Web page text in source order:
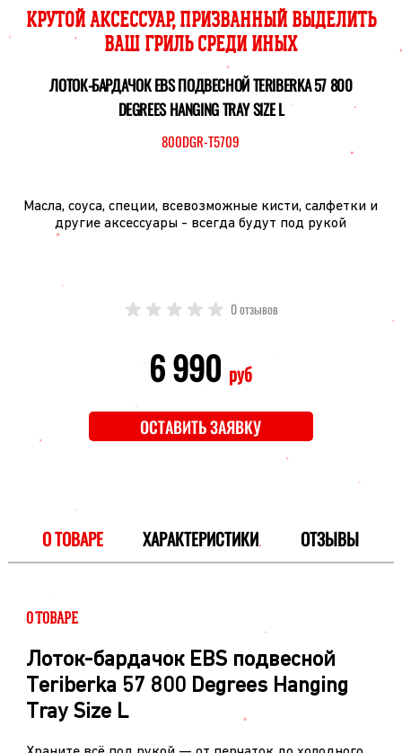
КРУТОЙ АКСЕССУАР, ПРИЗВАННЫЙ ВЫДЕЛИТЬ
ВАШ ГРИЛЬ СРЕДИ ИНЫХ
ЛОТОК-БАРДАЧОК EBS ПОДВЕСНОЙ TERIBERKA 57 800
DEGREES HANGING TRAY SIZE L
800DGR-T5709
Масла, соуса, специи, всевозможные кисти, салфетки и
другие аксессуары - всегда будут под рукой
0 отзывов
6 990 руб
ОСТАВИТЬ ЗАЯВКУ
О ТОВАРЕ ХАРАКТЕРИСТИКИ ОТЗЫВЫ
О ТОВАРЕ
Лоток-бардачок EBS подвесной
Teriberka 57 800 Degrees Hanging
Tray Size L